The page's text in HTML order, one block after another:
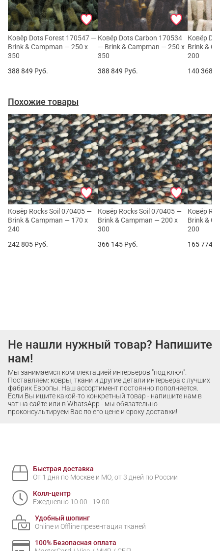
Ковёр Dots Forest 170547 —
Brink & Campman — 250 x
350
388 849 Руб.
Ковёр Dots Carbon 170534
— Brink & Campman — 250 x
350
388 849 Руб.
Ковёр
Brink &
200
140 368
Похожие товары
Ковёр Rocks Soil 070405 —
Brink & Campman — 170 x
240
242 805 Руб.
Ковёр Rocks Soil 070405 —
Brink & Campman — 200 x
300
366 145 Руб.
Ковёр
Brink &
200
165 774
Не нашли нужный товар? Напишите
нам!
Мы занимаемся комплектацией интерьеров "под ключ".
Поставляем: ковры, ткани и другие детали интерьера с лучших
фабрик Европы. Наш ассортимент постоянно пополняется.
Если Вы ищите какой-то конкретный товар - напишите нам в
чат на сайте или в WhatsApp - мы обязательно
проконсультируем Вас по его цене и сроку доставки!
Быстрая доставка
От 1 дня по Москве и МО, от 3 дней по России
Колл-центр
Ежедневно 10:00 - 19:00
Удобный шопинг
Online и Offline презентация тканей
100% Безопасная оплата